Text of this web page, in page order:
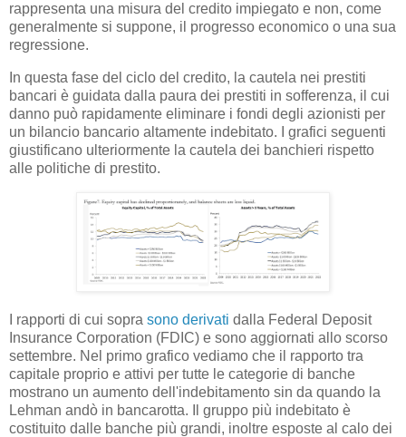
rappresenta una misura del credito impiegato e non, come
generalmente si suppone, il progresso economico o una sua
regressione.
In questa fase del ciclo del credito, la cautela nei prestiti
bancari è guidata dalla paura dei prestiti in sofferenza, il cui
danno può rapidamente eliminare i fondi degli azionisti per
un bilancio bancario altamente indebitato. I grafici seguenti
giustificano ulteriormente la cautela dei banchieri rispetto
alle politiche di prestito.
I rapporti di cui sopra sono derivati dalla Federal Deposit
Insurance Corporation (FDIC) e sono aggiornati allo scorso
settembre. Nel primo grafico vediamo che il rapporto tra
capitale proprio e attivi per tutte le categorie di banche
mostrano un aumento dell'indebitamento sin da quando la
Lehman andò in bancarotta. Il gruppo più indebitato è
costituito dalle banche più grandi, inoltre esposte al calo dei